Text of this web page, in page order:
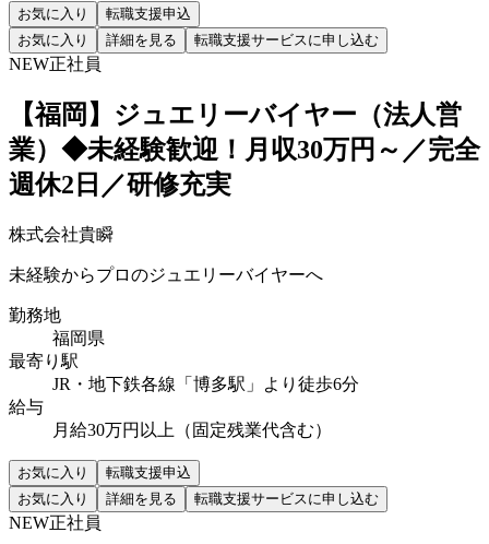
お気に入り
転職支援申込
お気に入り
詳細を見る 転職支援サービスに申し込む
NEW正社員
【福岡】ジュエリーバイヤー（法人営
業）◆未経験歓迎！月収30万円～／完全
週休2日／研修充実
株式会社貴瞬
未経験からプロのジュエリーバイヤーへ
勤務地
福岡県
最寄り駅
JR・地下鉄各線「博多駅」より徒歩6分
給与
月給30万円以上（固定残業代含む）
お気に入り
転職支援申込
お気に入り
詳細を見る 転職支援サービスに申し込む
NEW正社員